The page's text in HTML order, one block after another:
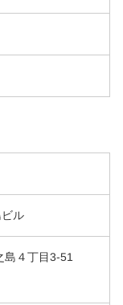
ル
島４丁目3-51